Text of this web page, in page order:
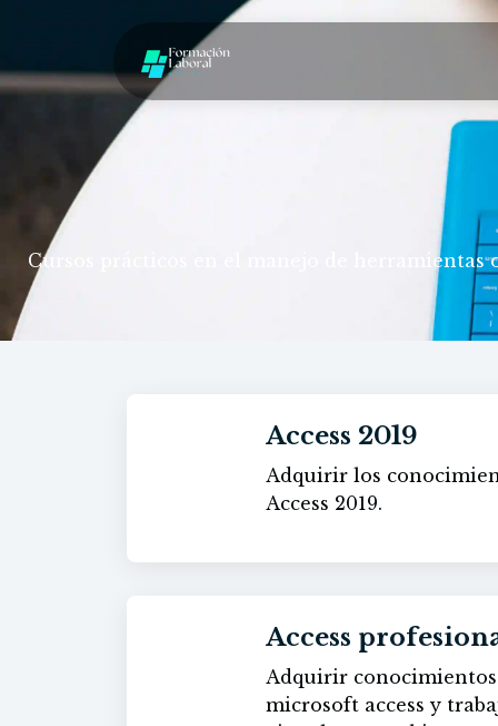
Cursos prácticos en el manejo de
Access 2019
Adquirir los
Access 2019.
Access
Adquirir conocimientos
microsoft access y